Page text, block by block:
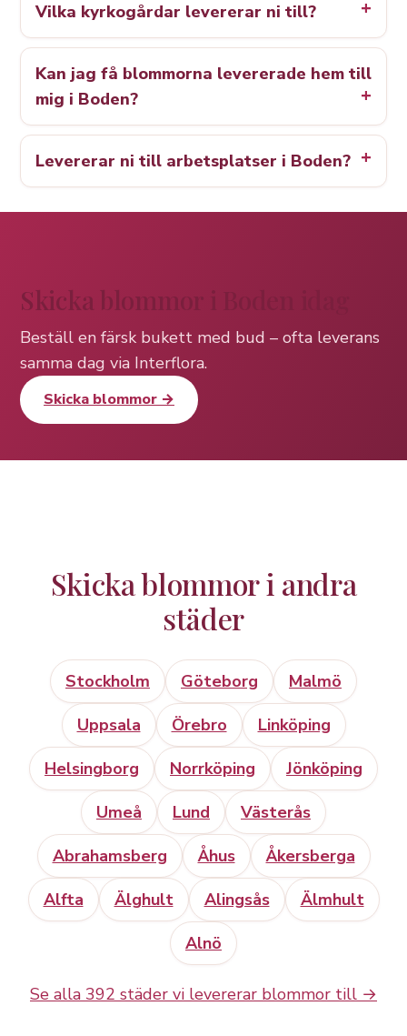
Vilka kyrkogårdar levererar ni till?
Kan jag få blommorna levererade hem till
mig i Boden?
Levererar ni till arbetsplatser i Boden?
Skicka blommor i Boden idag
Beställ en färsk bukett med bud – ofta leverans
samma dag via Interflora.
Skicka blommor →
Skicka blommor i andra
städer
Stockholm Göteborg
Malmö
Uppsala
Örebro
Linköping
Helsingborg
Norrköping
Jönköping
Umeå
Lund
Västerås
Abrahamsberg
Åhus
Åkersberga
Alfta
Älghult Alingsås
Älmhult
Alnö
Se alla 392 städer vi levererar blommor till →